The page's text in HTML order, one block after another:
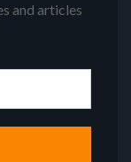
and articles